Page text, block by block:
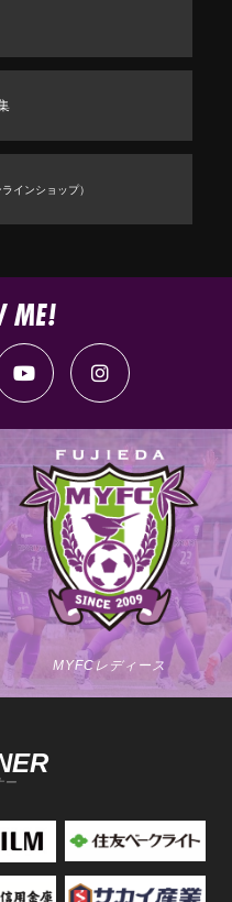
インショップ）
ME!
MYFCレディース
ー